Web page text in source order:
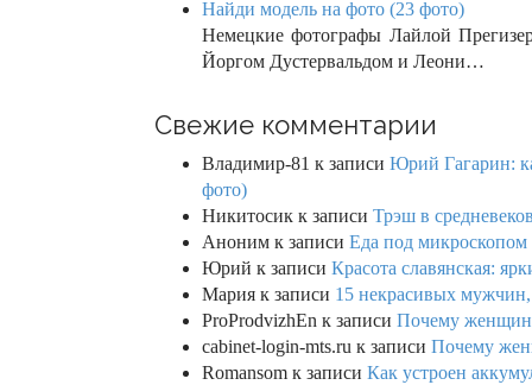
Найди модель на фото (23 фото)
Немецкие фотографы Лайлой
Йоргом Дустервальдом и Леони…
Свежие комментарии
Владимир-81 к записи Юрий Гагарин:
фото)
Никитосик к записи Трэш в
Аноним к записи Еда под микроскопом
Юрий к записи Красота славянская:
Мария к записи 15 некрасивых
ProProdvizhEn к записи Почему
cabinet-login-mts.ru к записи Почему
Romansom к записи Как устроен